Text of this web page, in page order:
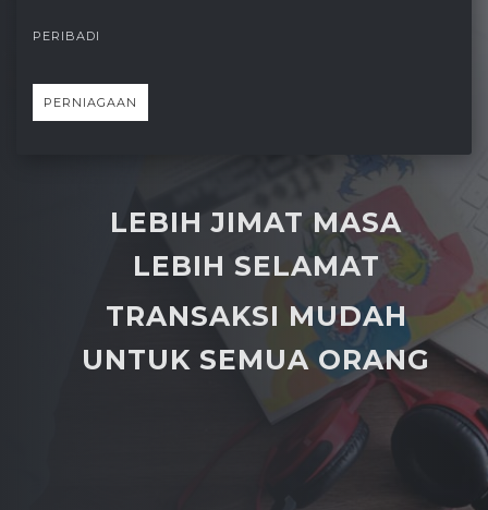
PERIBADI
PERNIAGAAN
LEBIH JIMAT MASA
LEBIH SELAMAT
TRANSAKSI MUDAH
UNTUK SEMUA ORANG